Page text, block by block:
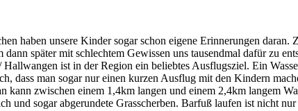
haben unsere Kinder sogar schon eigene Erinnerungen
später mit schlechtem Gewissen uns tausendmal dafür zu
ist in der Region ein beliebtes Ausflugsziel. Ein
dass man sogar nur einen kurzen Ausflug mit den Kindern
kann zwischen einem 1,4km langen und einem 2,4km langem
und sogar abgerundete Grasscherben. Barfuß laufen ist nicht